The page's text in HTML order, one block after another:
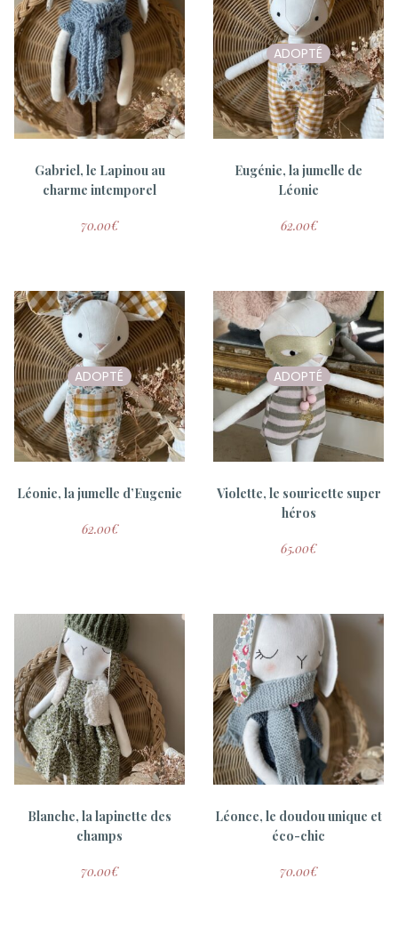
Gabriel, le Lapinou au
charme intemporel
70.00€
ADOPTÉ
Eugénie, la jumelle de
Léonie
62.00€
ADOPTÉ
Léonie, la jumelle d’Eugenie
62.00€
ADOPTÉ
Violette, le souricette super
héros
65.00€
Blanche, la lapinette des
champs
70.00€
Léonce, le doudou unique et
éco-chic
70.00€
ADOPTÉ
Gamins
ADOPTÉ
Gamins
15.00€
Gamins
Gamins
15.00€
ADOPTÉ
printemps